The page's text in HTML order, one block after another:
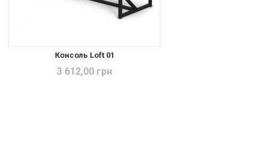
Консоль Loft 01
3 612,00 грн